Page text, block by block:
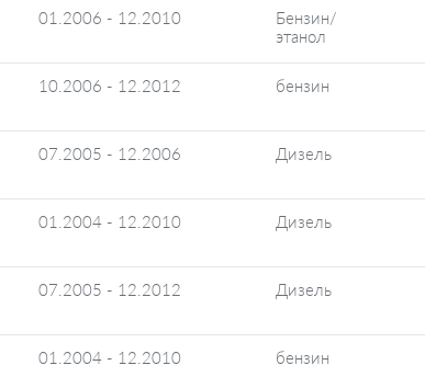
01.2006 - 12.2010
Бензин/
этанол
10.2006 - 12.2012 бензин
07.2005 - 12.2006 Дизель
01.2004 - 12.2010 Дизель
07.2005 - 12.2012 Дизель
01.2004 - 12.2010 бензин